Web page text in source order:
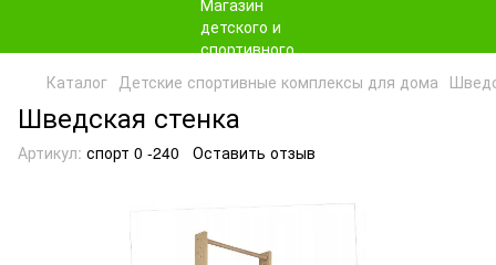
Каталог Детские спортивные комплексы для дома
Шведская стенка
Артикул: спорт 0 -240 Оставить отзыв